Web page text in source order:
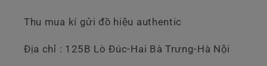
Thu mua kí gửi đồ hiệu authentic
Địa chỉ : 125B Lò Đúc-Hai Bà Trưng-Hà Nội